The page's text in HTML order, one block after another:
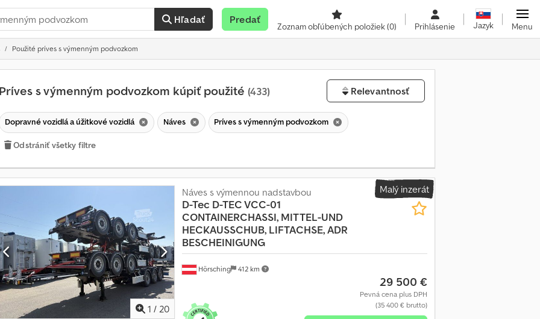
Hľadať Predať
Zoznam obľúbených položiek(0) Prihlásenie Jazyk Menu
Použité príves s výmenným podvozkom
Príves s výmenným podvozkom kúpiť použité (433) Relevantnosť
Dopravné vozidlá a úžitkové vozidlá Náves Príves s výmenným podvozkom
Odstrániť všetky filtre
Malý inzerát
1 / 20
Hörsching 412 km
Náves s výmennou nadstavbou
D-Tec D-TEC VCC-01
CONTAINERCHASSI, MITTEL-UND
HECKAUSSCHUB, LIFTACHSE, ADR
BESCHEINIGUNG
29 500 €
Pevná cena plus DPH
(35 400 € brutto)